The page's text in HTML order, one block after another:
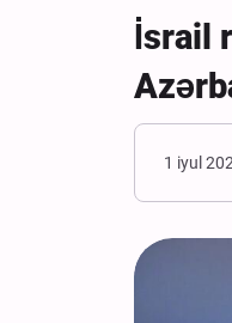
İsrail
1 iyul